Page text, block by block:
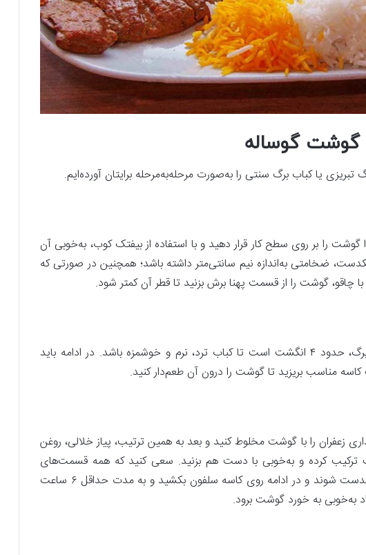
گوشت گوساله
یا کباب برگ سنتی را به‌صورت مرحله‌به‌مرحله برایتان آورده‌ایم.
گوشت را بر روی سطح کار قرار دهید و با استفاده از بیفتک کوب، به‌خوبی آن
ضخامتی به‌اندازه نیم سانتی‌متر داشته باشد؛ همچنین در صورتی که
گوشت را از قسمت پهنا برش بزنید تا قطر آن کمتر شود.
بهترین میزان پهنای گوشت برای کباب برگ، حدود ۴ انگشت است تا کباب ترد، نرم و خوشمزه باشد. در ادامه باید
مناسب بریزید تا گوشت را درون آن طعم‌دار کنید.
زعفران را با گوشت مخلوط کنید و بعد به همین ترتیب، پیاز خلالی، روغن
ترکیب کرده و به‌خوبی با دست هم بزنید. سعی کنید که همه قسمت‌های
گوشت را به مواد آغشته کنید تا کاملاً یکدست شوند و در ادامه روی کاسه سلفون بکشید و به مدت حداقل ۶ ساعت
به‌خوبی به خورد گوشت برود.